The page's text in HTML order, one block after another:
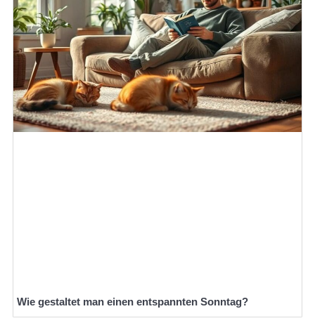
Wie gestaltet man einen entspannten Sonntag?